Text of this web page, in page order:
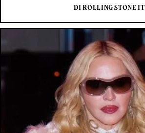
DI ROLLING STONE IT